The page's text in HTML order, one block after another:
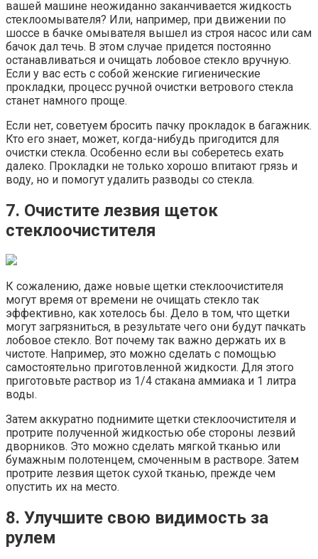
вашей машине неожиданно заканчивается жидкость
стеклоомывателя? Или, например, при движении по
шоссе в бачке омывателя вышел из строя насос или сам
бачок дал течь. В этом случае придется постоянно
останавливаться и очищать лобовое стекло вручную.
Если у вас есть с собой женские гигиенические
прокладки, процесс ручной очистки ветрового стекла
станет намного проще.
Если нет, советуем бросить пачку прокладок в багажник.
Кто его знает, может, когда-нибудь пригодится для
очистки стекла. Особенно если вы соберетесь ехать
далеко. Прокладки не только хорошо впитают грязь и
воду, но и помогут удалить разводы со стекла.
7. Очистите лезвия щеток
стеклоочистителя
К сожалению, даже новые щетки стеклоочистителя
могут время от времени не очищать стекло так
эффективно, как хотелось бы. Дело в том, что щетки
могут загрязниться, в результате чего они будут пачкать
лобовое стекло. Вот почему так важно держать их в
чистоте. Например, это можно сделать с помощью
самостоятельно приготовленной жидкости. Для этого
приготовьте раствор из 1/4 стакана аммиака и 1 литра
воды.
Затем аккуратно поднимите щетки стеклоочистителя и
протрите полученной жидкостью обе стороны лезвий
дворников. Это можно сделать мягкой тканью или
бумажным полотенцем, смоченным в растворе. Затем
протрите лезвия щеток сухой тканью, прежде чем
опустить их на место.
8. Улучшите свою видимость за
рулем